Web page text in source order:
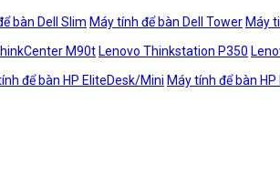
bàn Dell Slim Máy tính để bàn Dell Tower Máy
M90t Lenovo Thinkstation P350
để bàn HP EliteDesk/Mini Máy tính để bàn HP